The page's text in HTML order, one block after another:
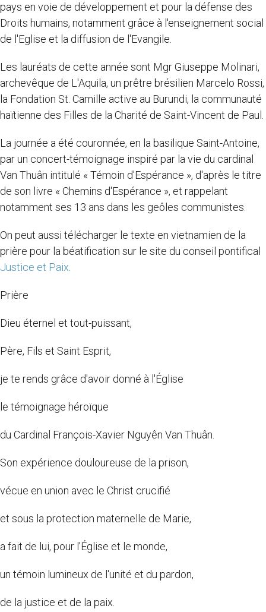
pays en voie de développement et pour la défense des
Droits humains, notamment grâce à l'enseignement social
de l'Eglise et la diffusion de l'Evangile.
Les lauréats de cette année sont Mgr Giuseppe Molinari,
archevêque de L'Aquila, un prêtre brésilien Marcelo Rossi,
la Fondation St. Camille active au Burundi, la communauté
haïtienne des Filles de la Charité de Saint-Vincent de Paul.
La journée a été couronnée, en la basilique Saint-Antoine,
par un concert-témoignage inspiré par la vie du cardinal
Van Thuân intitulé « Témoin d'Espérance », d'après le titre
de son livre « Chemins d'Espérance », et rappelant
notamment ses 13 ans dans les geôles communistes.
On peut aussi télécharger le texte en vietnamien de la
prière pour la béatification sur le site du conseil pontifical
Justice et Paix
Prière
Dieu éternel et tout-puissant,
Père, Fils et Saint Esprit,
je te rends grâce d'avoir donné à l'Église
le témoignage héroïque
du Cardinal François-Xavier Nguyên Van Thuân.
Son expérience douloureuse de la prison,
vécue en union avec le Christ crucifié
et sous la protection maternelle de Marie,
a fait de lui, pour l'Église et le monde,
un témoin lumineux de l'unité et du pardon,
de la justice et de la paix.